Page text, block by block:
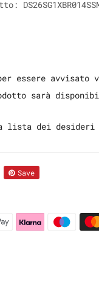
essere avvisato
sarà
lista dei desideri
Save